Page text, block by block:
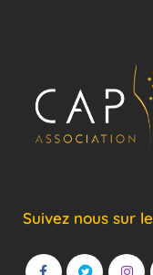
Suivez nous sur